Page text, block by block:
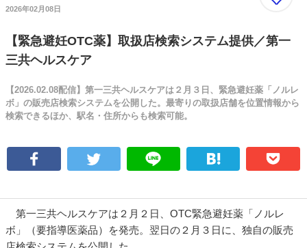
2026年02月08日
【緊急避妊OTC薬】取扱店検索システム提供／第一
三共ヘルスケア
【2026.02.08配信】第一三共ヘルスケアは２月３日、緊急避妊薬「ノルレ
ボ」の販売店検索システムを公開した。最寄りの取扱店舗を位置情報から
検索できるほか、駅名・住所からも検索可能。
第一三共ヘルスケアは２月２日、OTC緊急避妊薬「ノルレ
ボ」（要指導医薬品）を発売。翌日の２月３日に、独自の販売